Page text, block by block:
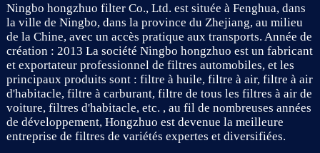
Ningbo hongzhuo filter Co., Ltd. est située à Fenghua, dans
la ville de Ningbo, dans la province du Zhejiang, au milieu
de la Chine, avec un accès pratique aux transports. Année de
création : 2013 La société Ningbo hongzhuo est un fabricant
et exportateur professionnel de filtres automobiles, et les
principaux produits sont : filtre à huile, filtre à air, filtre à air
d'habitacle, filtre à carburant, filtre de tous les filtres à air de
voiture, filtres d'habitacle, etc. , au fil de nombreuses années
de développement, Hongzhuo est devenue la meilleure
entreprise de filtres de variétés expertes et diversifiées.